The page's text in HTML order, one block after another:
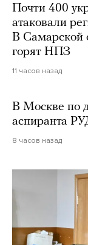
Почти 400
атаковали
В Самарской
горят НПЗ
11 часов назад
В Москве по
аспиранта
8 часов назад